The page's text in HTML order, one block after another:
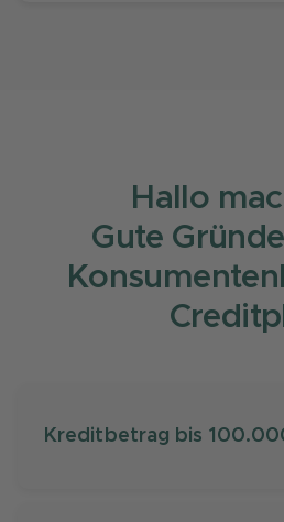
Hallo
Gute
Kreditbetrag bis